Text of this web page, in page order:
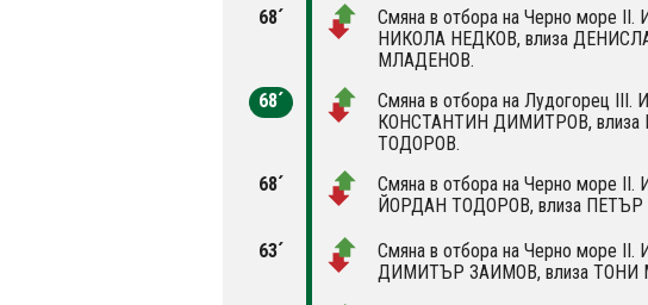
68´
Смяна в отбора на Черно море II.
НИКОЛА НЕДКОВ, влиза
МЛАДЕНОВ.
68´
Смяна в отбора на Лудогорец III.
КОНСТАНТИН ДИМИТРОВ, влиза
ТОДОРОВ.
68´
Смяна в отбора на Черно море II.
ЙОРДАН ТОДОРОВ, влиза
63´
Смяна в отбора на Черно море II.
ДИМИТЪР ЗАИМОВ, влиза ТОНИ